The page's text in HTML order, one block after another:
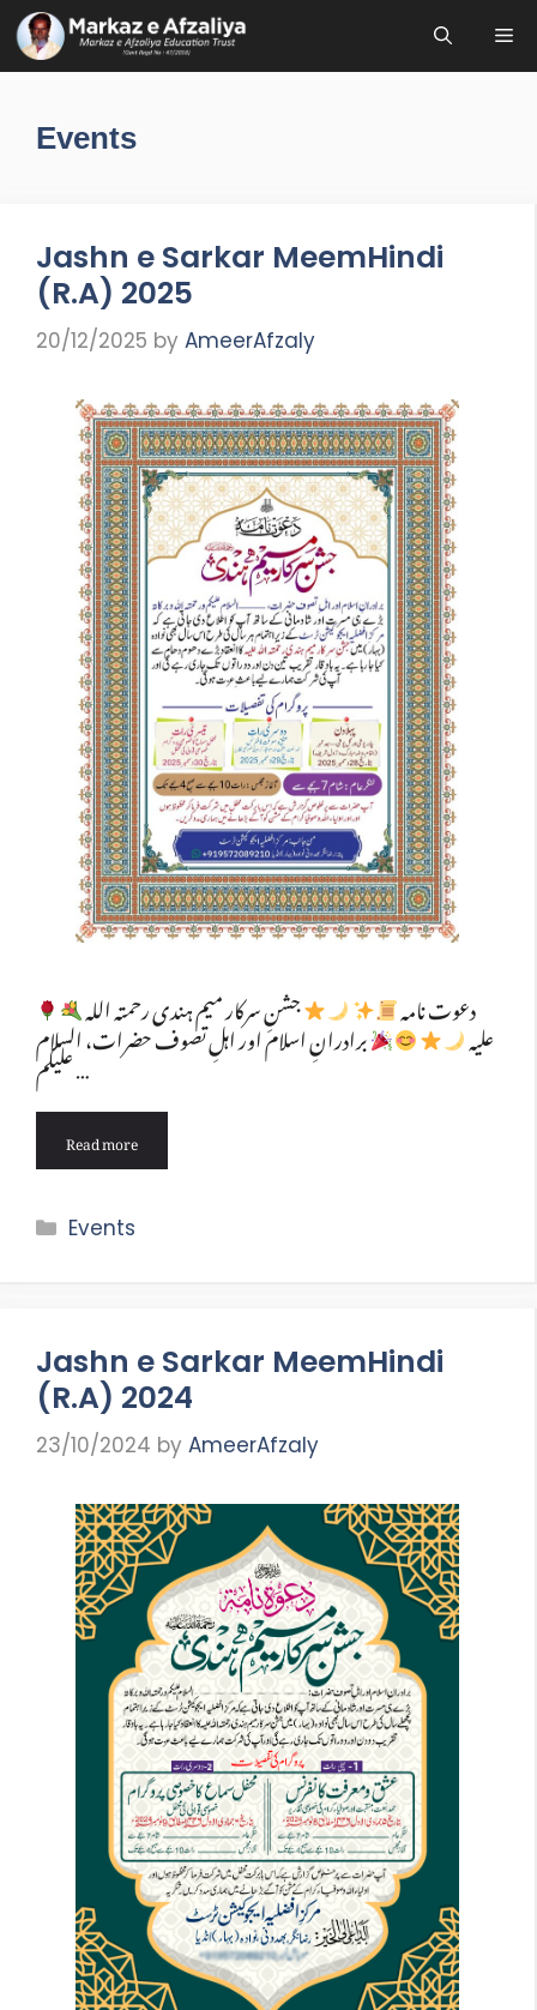
Skip
to
content
Events
Jashn e Sarkar MeemHindi
(R.A) 2025
20/12/2025 by AmeerAfzaly
دعوت نامہ جشنِ سرکار میم ہندی رحمتہ اللہ
علیہ برادرانِ اسلام اور اہلِ تصوف حضرات، السلام
علیکم …
Read more
Categories
Events
Jashn e Sarkar MeemHindi
(R.A) 2024
23/10/2024 by AmeerAfzaly